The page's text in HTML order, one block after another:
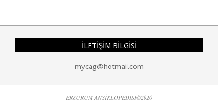
İLETİŞİM BİLGİSİ
mycag@hotmail.com
ERZURUM ANSİKLOPEDİSİ©2020